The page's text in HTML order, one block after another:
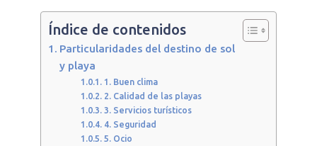
Índice de contenidos
Particularidades del destino de sol
y playa
1. Buen clima
2. Calidad de las playas
3. Servicios turísticos
4. Seguridad
5. Ocio